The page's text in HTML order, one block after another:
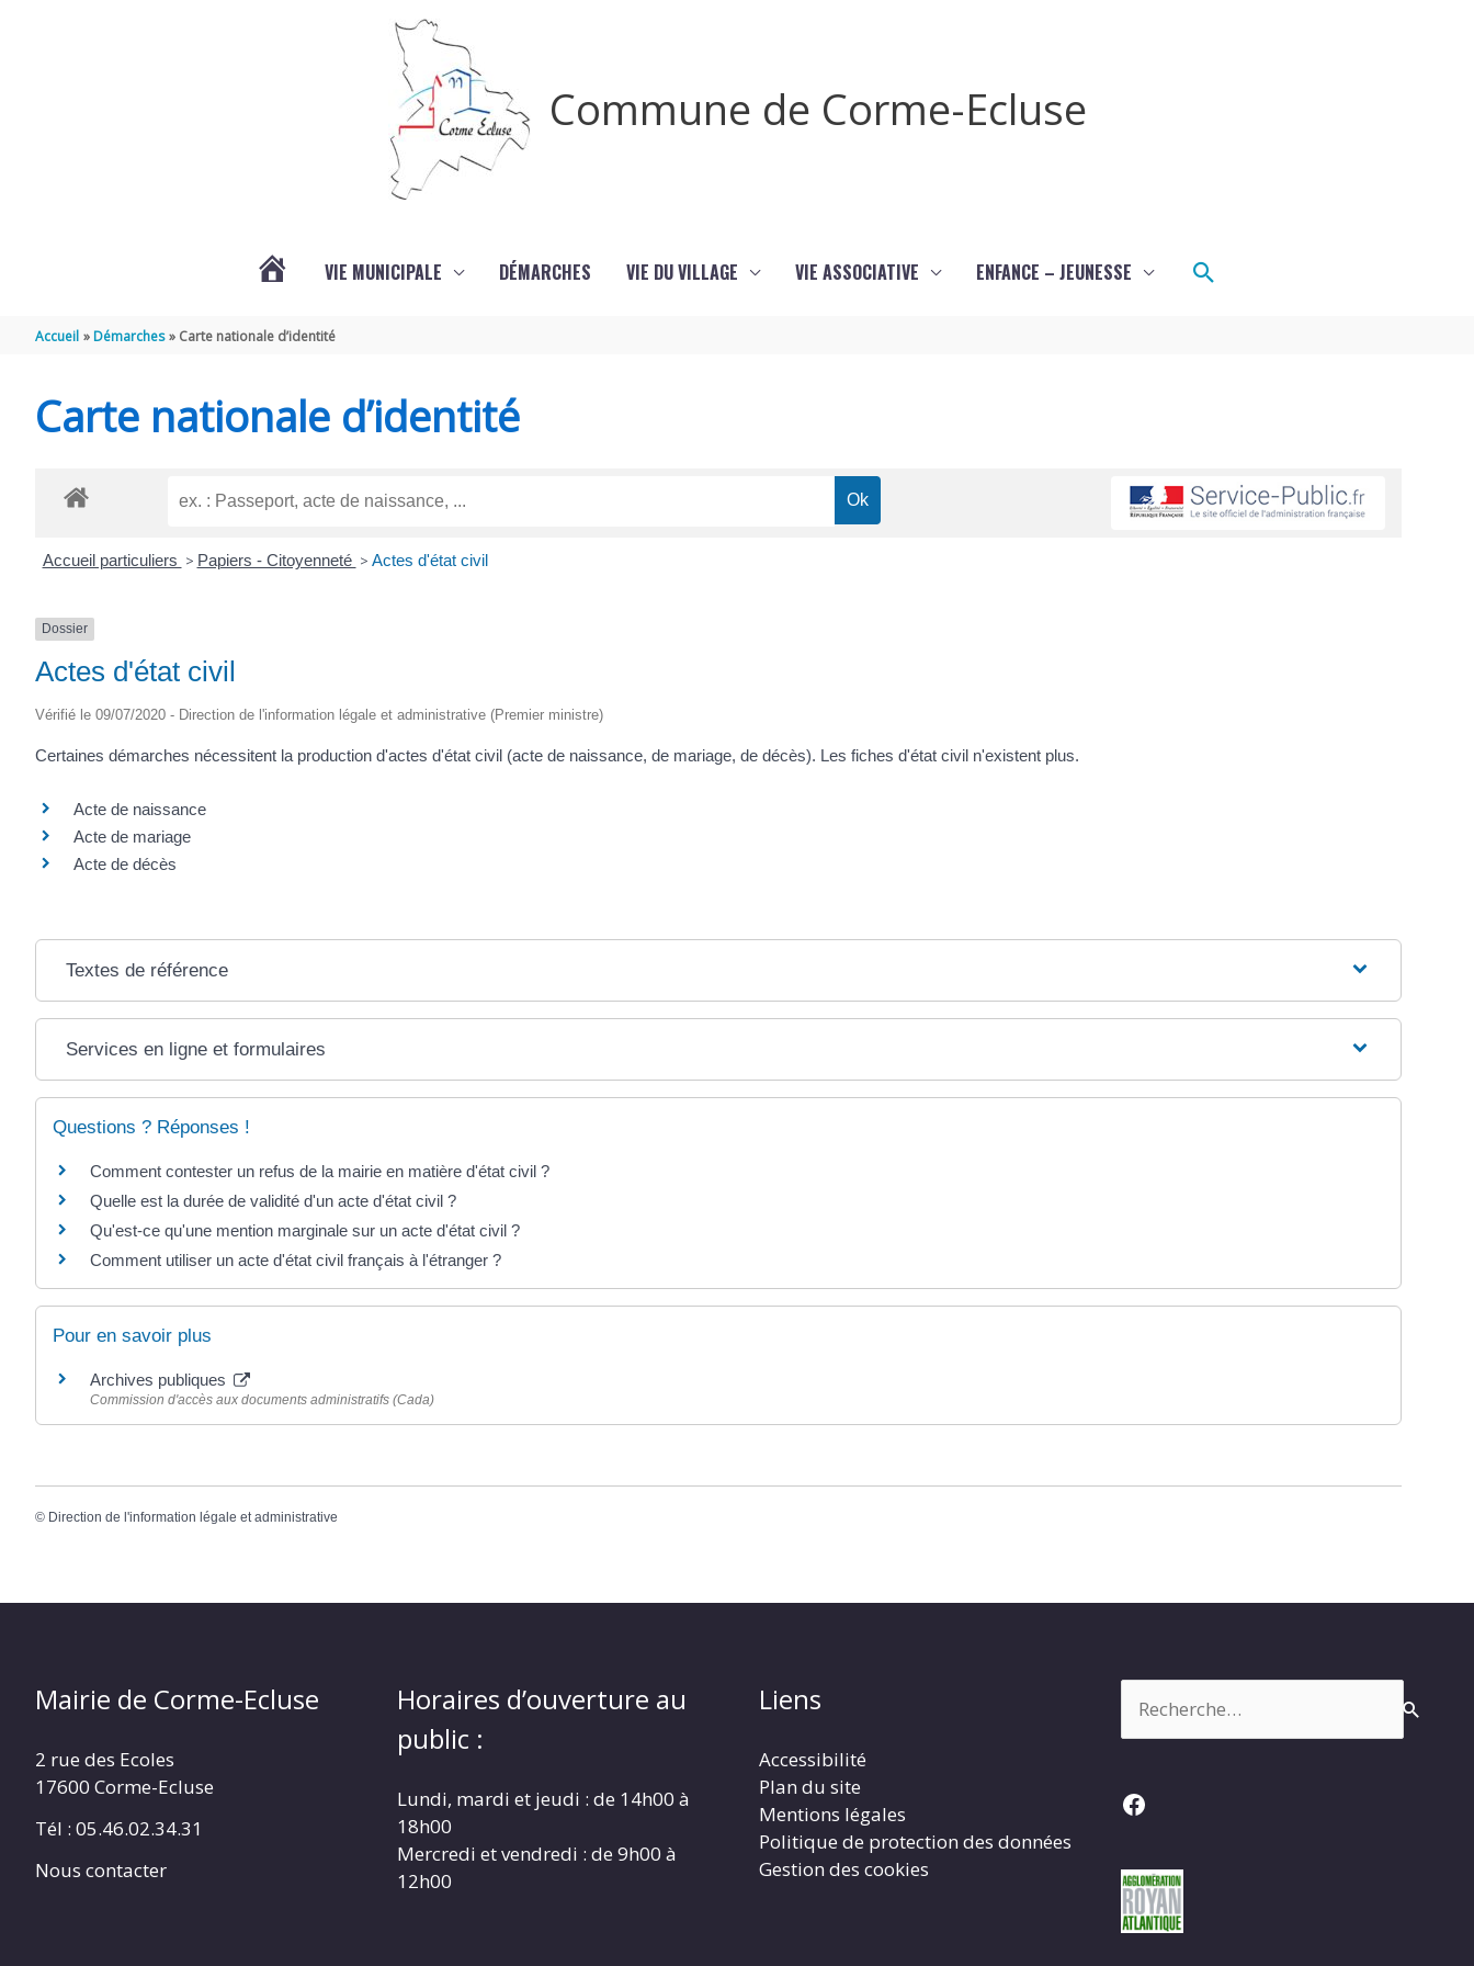
Commune de Corme-Ecluse
VIE MUNICIPALE DÉMARCHES VIE DU VILLAGE VIE ASSOCIATIVE ENFANCE – JEUNESSE Rechercher
Accueil Démarches Carte nationale d’identité
Carte nationale d’identité
Accueil particuliers > Papiers - Citoyenneté > Actes d'état civil
Dossier
Actes d'état civil
Vérifié le 09/07/2020 - Direction de l'information légale et administrative (Premier ministre)
Certaines démarches nécessitent la production d'actes d'état civil (acte de naissance, de mariage, de décès). Les fiches d'état civil n'existent plus.
Acte de naissance
Acte de mariage
Acte de décès
Textes de référence
Services en ligne et formulaires
Questions ? Réponses !
Comment contester un refus de la mairie en matière d'état civil ?
Quelle est la durée de validité d'un acte d'état civil ?
Qu'est-ce qu'une mention marginale sur un acte d'état civil ?
Comment utiliser un acte d'état civil français à l'étranger ?
Pour en savoir plus
Archives publiques
Commission d'accès aux documents administratifs (Cada)
© Direction de l'information légale et administrative
Mairie de Corme-Ecluse
2 rue des Ecoles
17600 Corme-Ecluse
Tél : 05.46.02.34.31
Nous contacter
Horaires d’ouverture au
public :
Lundi, mardi et jeudi : de 14h00 à
18h00
Mercredi et vendredi : de 9h00 à
12h00
Liens
Accessibilité
Plan du site
Mentions légales
Politique de protection des données
Gestion des cookies
Facebook